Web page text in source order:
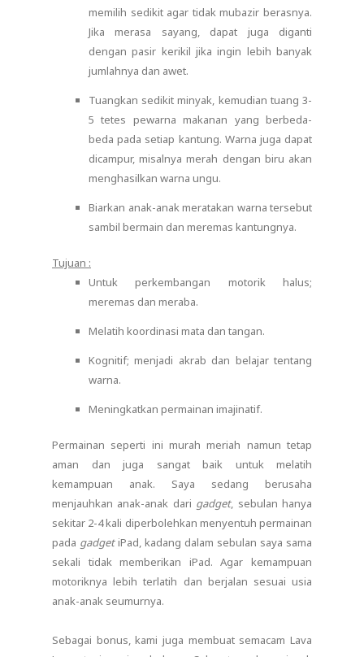
memilih sedikit agar tidak mubazir berasnya.
Jika merasa sayang, dapat juga diganti
dengan pasir kerikil jika ingin lebih banyak
jumlahnya dan awet.
Tuangkan sedikit minyak, kemudian tuang 3-
5 tetes pewarna makanan yang berbeda-
beda pada setiap kantung. Warna juga dapat
dicampur, misalnya merah dengan biru akan
menghasilkan warna ungu.
Biarkan anak-anak meratakan warna tersebut
sambil bermain dan meremas kantungnya.
Tujuan :
Untuk perkembangan motorik halus;
meremas dan meraba.
Melatih koordinasi mata dan tangan.
Kognitif; menjadi akrab dan belajar tentang
warna.
Meningkatkan permainan imajinatif.
Permainan seperti ini murah meriah namun tetap
aman dan juga sangat baik untuk melatih
kemampuan anak. Saya sedang berusaha
menjauhkan anak-anak dari gadget, sebulan hanya
sekitar 2-4 kali diperbolehkan menyentuh permainan
pada gadgetiPad, kadang dalam sebulan saya sama
sekali tidak memberikan iPad. Agar kemampuan
motoriknya lebih terlatih dan berjalan sesuai usia
anak-anak seumurnya.
Sebagai bonus, kami juga membuat semacam Lava